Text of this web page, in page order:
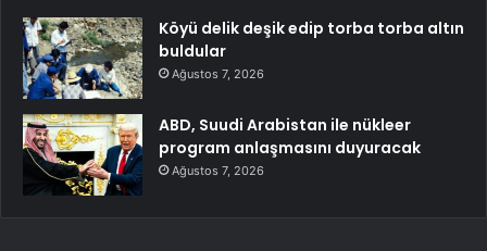
Köyü delik deşik edip torba torba altın
buldular
Ağustos 7, 2026
ABD, Suudi Arabistan ile nükleer
program anlaşmasını duyuracak
Ağustos 7, 2026